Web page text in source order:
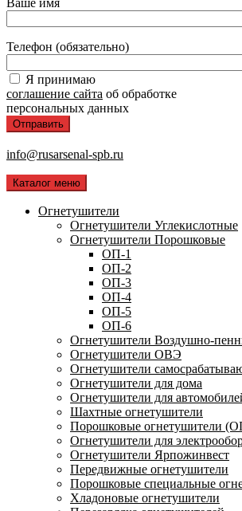
Ваше имя
Телефон (обязательно)
Я принимаю
соглашение сайта об обработке
персональных данных
info@rusarsenal-spb.ru
Каталог меню
Огнетушители
Огнетушители Углекислотные
Огнетушители Порошковые
ОП-1
ОП-2
ОП-3
ОП-4
ОП-5
ОП-6
Огнетушители Воздушно-
Огнетушители ОВЭ
Огнетушители
Огнетушители для дома
Огнетушители для
Шахтные огнетушители
Порошковые огнетушители
Огнетушители для
Огнетушители Ярпожинвест
Передвижные огнетушители
Порошковые специальные
Хладоновые огнетушители